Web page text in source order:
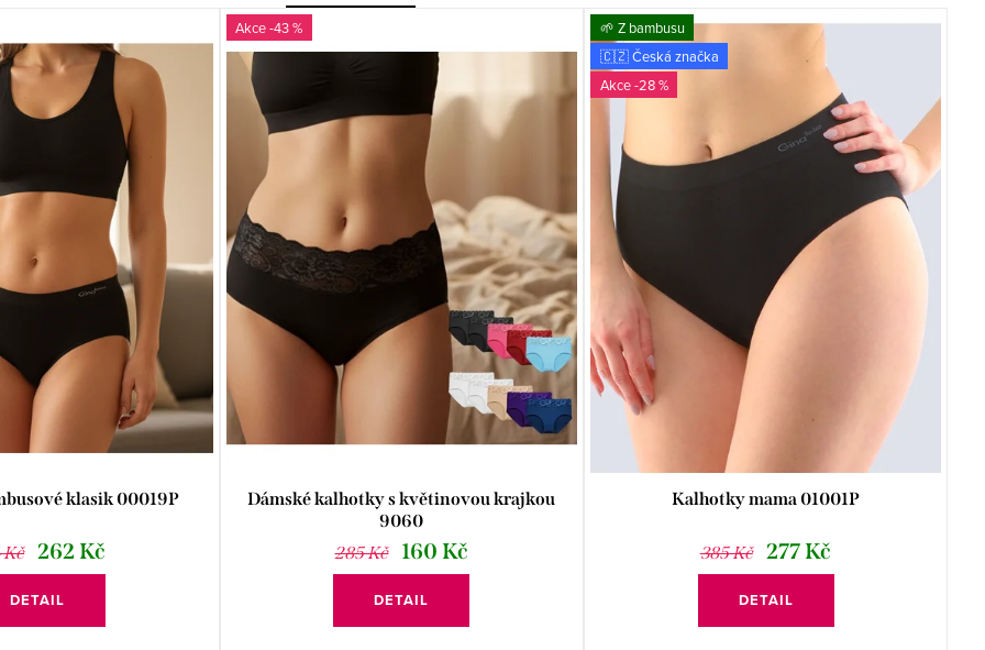
klasik 00019P
Kč 262 Kč
DETAIL
-43 %
Dámské kalhotky s květinovou krajkou
9060
285 Kč
160 Kč
DETAIL
🌱 Z bambusu
🇨🇿 Česká značka
-28 %
Kalhotky mama 01001P
385 Kč 277 Kč
DETAIL